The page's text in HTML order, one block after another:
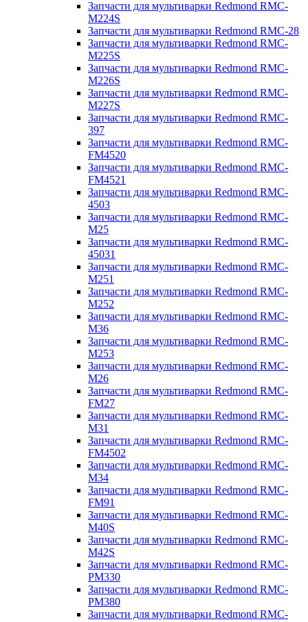
Запчасти для мультиварки Redmond RMC-
M224S
Запчасти для мультиварки Redmond RMC-28
Запчасти для мультиварки Redmond RMC-
M225S
Запчасти для мультиварки Redmond RMC-
M226S
Запчасти для мультиварки Redmond RMC-
M227S
Запчасти для мультиварки Redmond RMC-
397
Запчасти для мультиварки Redmond RMC-
FM4520
Запчасти для мультиварки Redmond RMC-
FM4521
Запчасти для мультиварки Redmond RMC-
4503
Запчасти для мультиварки Redmond RMC-
M25
Запчасти для мультиварки Redmond RMC-
45031
Запчасти для мультиварки Redmond RMC-
M251
Запчасти для мультиварки Redmond RMC-
M252
Запчасти для мультиварки Redmond RMC-
M36
Запчасти для мультиварки Redmond RMC-
M253
Запчасти для мультиварки Redmond RMC-
M26
Запчасти для мультиварки Redmond RMC-
FM27
Запчасти для мультиварки Redmond RMC-
M31
Запчасти для мультиварки Redmond RMC-
FM4502
Запчасти для мультиварки Redmond RMC-
M34
Запчасти для мультиварки Redmond RMC-
FM91
Запчасти для мультиварки Redmond RMC-
M40S
Запчасти для мультиварки Redmond RMC-
M42S
Запчасти для мультиварки Redmond RMC-
PM330
Запчасти для мультиварки Redmond RMC-
PM380
Запчасти для мультиварки Redmond RMC-